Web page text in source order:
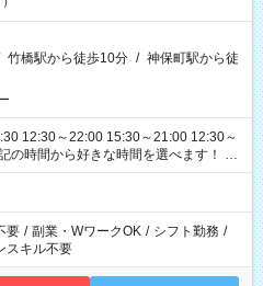
竹橋駅から徒歩10分 / 神保町駅から徒
12:30～22:00 15:30～21:00 12:30～
があります
要 / 副業・WワークOK / シフト勤務 /
スキル不要